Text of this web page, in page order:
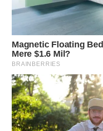
WN
KARAWANG
WN
BEKASI
WN
BOGOR
WN
DEPOK